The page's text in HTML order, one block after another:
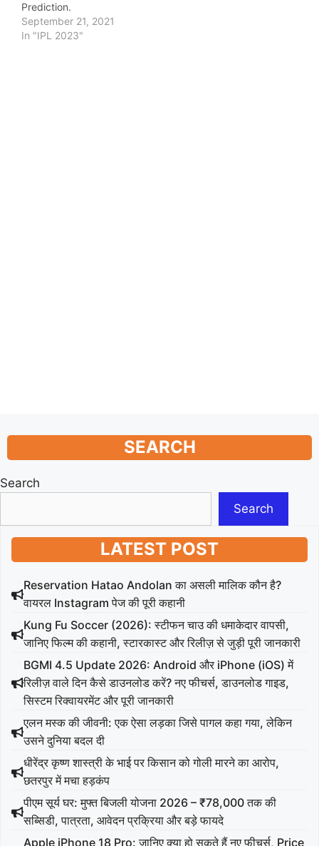
Prediction.
September 21, 2021
In "IPL 2023"
SEARCH
Search
Search
LATEST POST
Reservation Hatao Andolan का असली मालिक कौन है?
वायरल Instagram पेज की पूरी कहानी
Kung Fu Soccer (2026): स्टीफन चाउ की धमाकेदार वापसी,
जानिए फिल्म की कहानी, स्टारकास्ट और रिलीज़ से जुड़ी पूरी जानकारी
BGMI 4.5 Update 2026: Android और iPhone (iOS) में
रिलीज़ वाले दिन कैसे डाउनलोड करें? नए फीचर्स, डाउनलोड गाइड,
सिस्टम रिक्वायरमेंट और पूरी जानकारी
एलन मस्क की जीवनी: एक ऐसा लड़का जिसे पागल कहा गया, लेकिन
उसने दुनिया बदल दी
धीरेंद्र कृष्ण शास्त्री के भाई पर किसान को गोली मारने का आरोप,
छतरपुर में मचा हड़कंप
पीएम सूर्य घर: मुफ्त बिजली योजना 2026 – ₹78,000 तक की
सब्सिडी, पात्रता, आवेदन प्रक्रिया और बड़े फायदे
Apple iPhone 18 Pro: जानिए क्या हो सकते हैं नए फीचर्स, Price